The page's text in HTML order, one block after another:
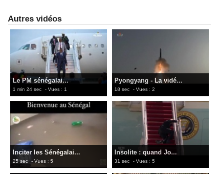
Autres vidéos
Le PM sénégalai...
1 min 24 sec - Vues : 1
Pyongyang - La vidé...
18 sec - Vues : 2
Inciter les Sénégalai...
25 sec - Vues : 5
Insolite : quand Jo...
31 sec - Vues : 5